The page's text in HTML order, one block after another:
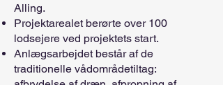
Alling.
Projektarealet berørte over 100
lodsejere ved projektets start.
Anlægsarbejdet består af de
traditionelle vådområdetiltag: